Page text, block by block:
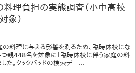
料理負担の実態調査（小中高校
象）
の料理に与える影響を測るため、臨時休校にな
つ親448名を対象に「臨時休校に伴う家庭の料
た。クックパッドの検索デー...